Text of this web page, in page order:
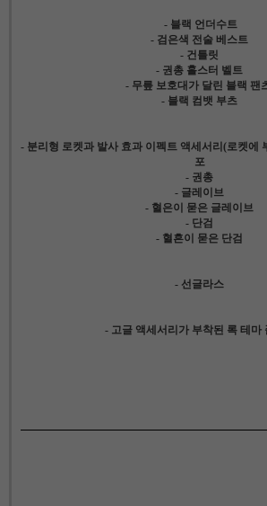
- 블랙 언더수트
- 검은색 전술 베스트
- 건틀릿
- 권총 홀스터 벨트
- 무릎 보호대가 달린 블랙 팬
- 블랙 컴뱃 부츠
- 분리형 로켓과 발사 효과 이펙트 액세서리(로켓에
포
- 권총
- 글레이브
- 혈은이 묻은 글레이브
- 단검
- 혈흔이 묻은 단검
- 선글라스
- 고글 액세서리가 부착된 록 테마